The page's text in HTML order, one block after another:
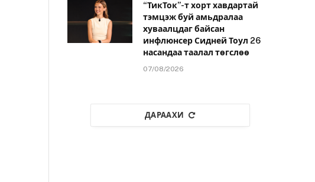
“ТикТок”-т хорт хавдартай
тэмцэж буй амьдралаа
хуваалцдаг байсан
инфлюнсер Сидней Тоул 26
насандаа таалал төгслөө
07/08/2026
ДАРААХИ